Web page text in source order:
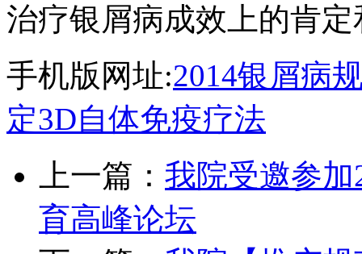
治疗银屑病成效上的肯
手机版网址:2014银屑病
定3D自体免疫疗法
上一篇： 我院受邀参
育高峰论坛